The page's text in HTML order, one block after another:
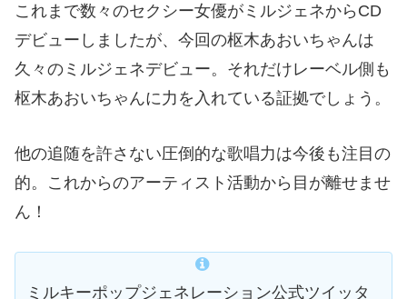
これまで数々のセクシー女優がミルジェネから CD
デビューしましたが、今回の枢木あおいちゃんは
久々のミルジェネデビュー。それだけレーベル側も
枢木あおいちゃんに力を入れている証拠でしょう。
他の追随を許さない圧倒的な歌唱力は今後も注目の
的。これからのアーティスト活動から目が離せませ
ん！
ミルキーポップジェネレーション公式ツイッタ